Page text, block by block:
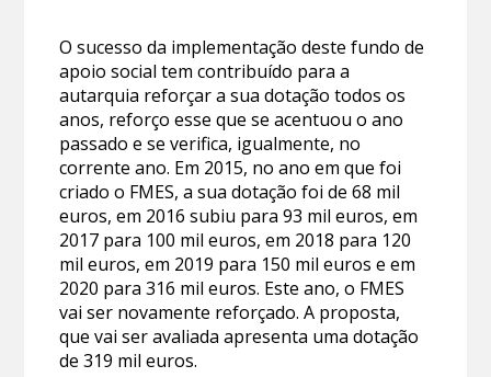
O sucesso da implementação deste fundo de
apoio social tem contribuído para a
autarquia reforçar a sua dotação todos os
anos, reforço esse que se acentuou o ano
passado e se verifica, igualmente, no
corrente ano. Em 2015, no ano em que foi
criado o FMES, a sua dotação foi de 68 mil
euros, em 2016 subiu para 93 mil euros, em
2017 para 100 mil euros, em 2018 para 120
mil euros, em 2019 para 150 mil euros e em
2020 para 316 mil euros. Este ano, o FMES
vai ser novamente reforçado. A proposta,
que vai ser avaliada apresenta uma dotação
de 319 mil euros.